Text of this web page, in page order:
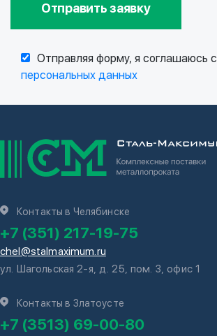
Отправить заявку
Отправляя форму, я соглашаюсь с
персональных данных
Контакты в Челябинске
+7 (351) 217-19-75
chel@stalmaximum.ru
ул. Шагольская 2-я, д. 25, пом. 3, офис 1
Контакты в Златоусте
+7 (3513) 69-00-80